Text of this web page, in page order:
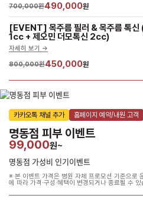
700,000원490,000원
[EVENT] 목주름 필러 & 목주름 톡신
1cc + 제오민 더모톡신 2cc)
자세히 보기 ->
800,000원450,000원
카카오톡 채널 추가 홈페이지 예약/내원 고객
명동점 피부 이벤트
99,000원~
명동점 가성비 인기이벤트
※ 본 이벤트 가격은 병원 자체 프로모션 기준으로
에 따라 가격·구성·혜택이 변경되거나 종료될 수 있